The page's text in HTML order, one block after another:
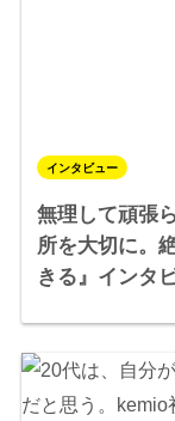
インタビュー
無理して頑張
所を大切に。
きる』インタ